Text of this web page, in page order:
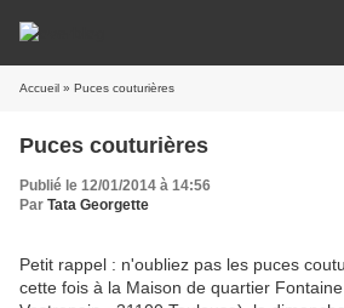
Accueil » Puces couturières
Puces couturières
Publié le 12/01/2014 à 14:56
Par Tata Georgette
Petit rappel : n'oubliez pas les puces
cette fois à la Maison de quartier